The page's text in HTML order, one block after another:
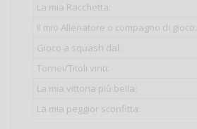
La mia Racchetta:
Il mio Allenatore o compagno di gioco:
Gioco a squash dal:
Tornei/Titoli vinti:
La mia vittoria più bella:
La mia peggior sconfitta: